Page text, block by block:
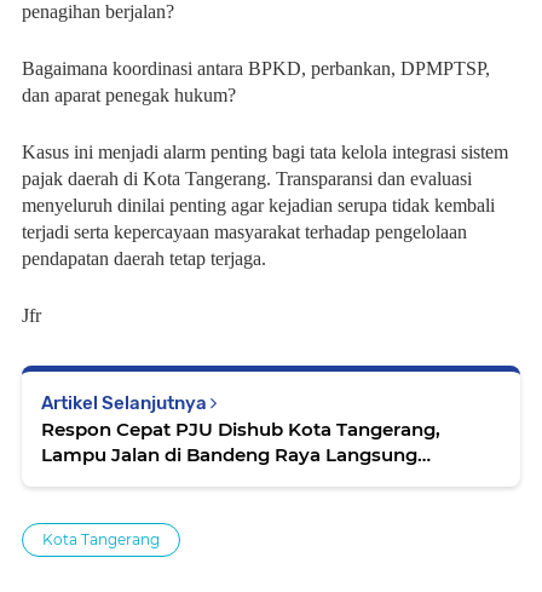
penagihan berjalan?
Bagaimana koordinasi antara BPKD, perbankan, DPMPTSP,
dan aparat penegak hukum?
Kasus ini menjadi alarm penting bagi tata kelola integrasi sistem
pajak daerah di Kota Tangerang. Transparansi dan evaluasi
menyeluruh dinilai penting agar kejadian serupa tidak kembali
terjadi serta kepercayaan masyarakat terhadap pengelolaan
pendapatan daerah tetap terjaga.
Jfr
Artikel Selanjutnya
Respon Cepat PJU Dishub Kota Tangerang,
Lampu Jalan di Bandeng Raya Langsung
Kota Tangerang